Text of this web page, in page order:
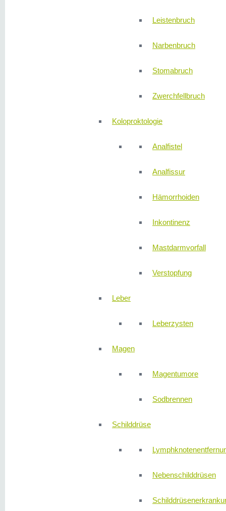
Leistenbruch
Narbenbruch
Stomabruch
Zwerchfellbruch
Koloproktologie
Analfistel
Analfissur
Hämorrhoiden
Inkontinenz
Mastdarmvorfall
Verstopfung
Leber
Leberzysten
Magen
Magentumore
Sodbrennen
Schilddrüse
Nebenschilddrüsen